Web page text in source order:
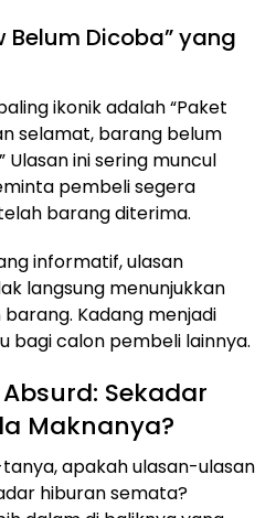
Belum Dicoba” yang
ikonik adalah “Paket
selamat, barang belum
Ulasan ini sering muncul
pembeli segera
barang diterima.
informatif, ulasan
langsung menunjukkan
Kadang menjadi
bagi calon pembeli lainnya.
Sekadar
Maknanya?
apakah ulasan-ulasan
hiburan semata?